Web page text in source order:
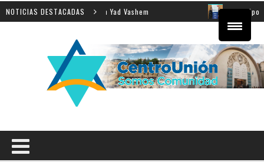
NOTICIAS DESTACADAS
de la Shoá en Yad Vashem El equipo directivo